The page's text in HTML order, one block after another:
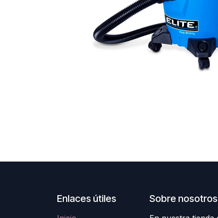
Enlaces útiles Sobre nosotros